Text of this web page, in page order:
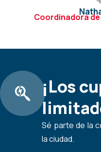
Coordinadora
¡Los
Sé parte de la
la ciudad.